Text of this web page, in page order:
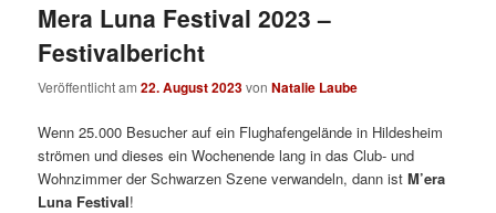
Mera Luna Festival 2023 –
Festivalbericht
Veröffentlicht am22. August 2023vonNatalie Laube
Wenn 25.000 Besucher auf ein Flughafengelände in Hildesheim
strömen und dieses ein Wochenende lang in das Club- und
Wohnzimmer der Schwarzen Szene verwandeln, dann istM’era
Luna Festival!